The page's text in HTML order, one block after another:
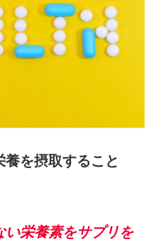
を摂取すること
い栄養素をサプリを